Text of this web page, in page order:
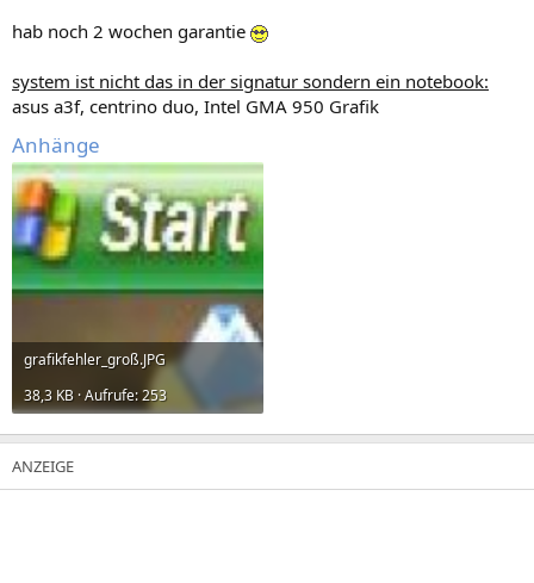
hab noch 2 wochen garantie
system ist nicht das in der signatur sondern ein notebook:
asus a3f, centrino duo, Intel GMA 950 Grafik
Anhänge
grafikfehler_groß.JPG
38,3 KB · Aufrufe: 253